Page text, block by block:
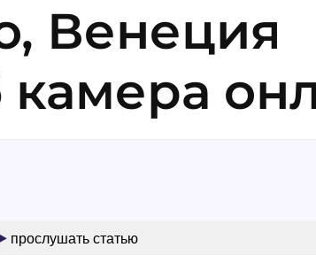
Венеция
прослушать статью